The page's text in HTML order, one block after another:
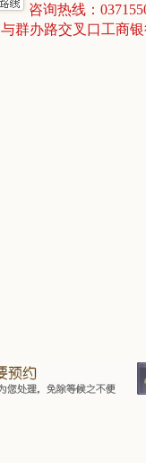
咨询热线：
群办路交叉口工商银